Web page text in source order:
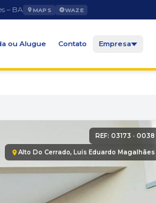
– BA MAPS WAZE
ou Alugue Contato Empresa
REF: 03173 · 0038
Alto Do Cerrado, Luís Eduardo Magalhães